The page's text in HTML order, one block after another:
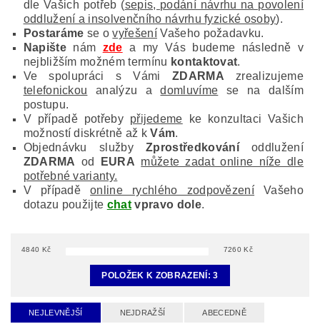
dle Vašich potřeb (sepis, podání návrhu na povolení
oddlužení a insolvenčního návrhu fyzické osoby).
Postaráme se ovyřešeníVašeho požadavku.
Napištenám zde a my Vás budeme následně v
nejbližším možném termínu kontaktovat.
Ve spolupráci s Vámi ZDARMA zrealizujeme
telefonickou analýzu adomluvíme se na dalším
postupu.
V případě potřeby přijedeme ke konzultaci Vašich
možností diskrétně až kVám.
Objednávku služby
Zprostředkováníoddlužení
ZDARMA od EURA můžete zadat online níže dle
potřebné varianty.
V případěonline rychlého zodpovězení Vašeho
dotazu použijte chatvpravo dole.
4840 Kč 7260 Kč
POLOŽEK K ZOBRAZENÍ:3
NEJLEVNĚJŠÍ NEJDRAŽŠÍ ABECEDNĚ